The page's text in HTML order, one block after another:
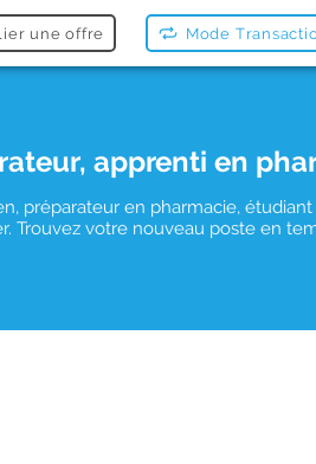
une offre Mode
apprenti en
préparateur en pharmacie,
Trouvez votre nouveau poste en